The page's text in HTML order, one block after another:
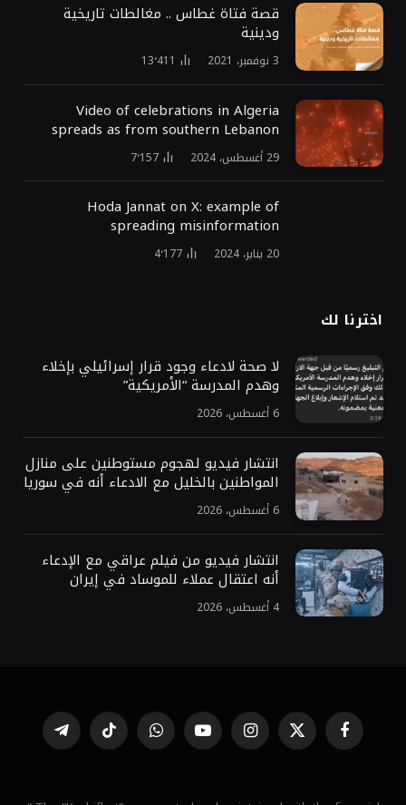
قصة فتاة غطاس .. مغالطات تاريخية
ودينية
3 نوفمبر، 2021 13٬411
Video of celebrations in Algeria
spreads as from southern Lebanon
29 أغسطس، 2024 7٬157
Hoda Jannat on X: example of
spreading misinformation
20 يناير، 2024 4٬177
اخترنا لك
لا صحة لادعاء وجود قرار إسرائيلي بإخلاء
وهدم المدرسة “الأمريكية”
6 أغسطس، 2026
انتشار فيديو لهجوم مستوطنين على منازل
المواطنين بالخليل مع الادعاء أنه في سوريا
6 أغسطس، 2026
انتشار فيديو من فيلم عراقي مع الإدعاء
أنه اعتقال عملاء للموساد في إيران
4 أغسطس، 2026
فيسبوك X
(Twitter)
الانستغراميوتيوب واتساب تيكتوك تيلقرام